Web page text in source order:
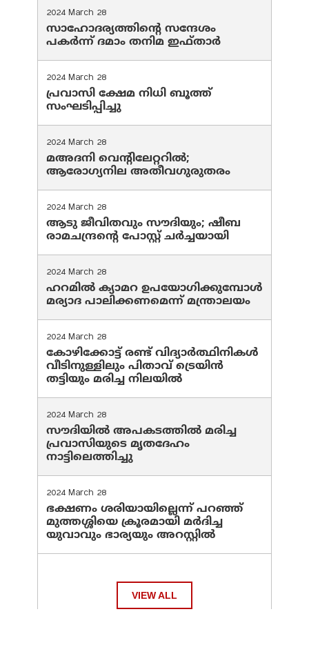
2024 March 28
സാഹോദര്യത്തിന്റെ സന്ദേശം
പകർന്ന് ദമാം തനിമ ഇഫ്‌താർ
2024 March 28
പ്രവാസി ക്ഷേമ നിധി ബൂത്ത്
സംഘടിപ്പിച്ചു
2024 March 28
മഅദനി വെന്റിലേറ്ററിൽ;
ആരോഗ്യനില അതീവഗുരുതരം
2024 March 28
ആടു ജീവിതവും സൗദിയും; ഷീബ
രാമചന്ദ്രന്റെ പോസ്റ്റ് ചര്‍ച്ചയായി
2024 March 28
ഹറമില്‍ ക്യാമറ ഉപയോഗിക്കുമ്പോള്‍
മര്യാദ പാലിക്കണമെന്ന് മന്ത്രാലയം
2024 March 28
കോഴിക്കോട്ട് രണ്ട് വിദ്യാർത്ഥിനികൾ
വീടിനുള്ളിലും പിതാവ് ട്രെയിൻ
തട്ടിയും മരിച്ച നിലയിൽ
2024 March 28
സൗദിയില്‍ അപകടത്തില്‍ മരിച്ച
പ്രവാസിയുടെ മൃതദേഹം
നാട്ടിലെത്തിച്ചു
2024 March 28
ഭക്ഷണം ശരിയായില്ലെന്ന് പറഞ്ഞ്
മുത്തശ്ശിയെ ക്രൂരമായി മര്‍ദിച്ച
യുവാവും ഭാര്യയും അറസ്റ്റില്‍
VIEW ALL